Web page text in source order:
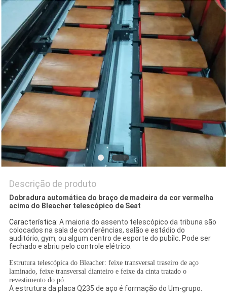
DO
SITE
PRIVACY
POLICY
Descrição de produto
Dobradura automática do braço de madeira da cor vermelha
acima do Bleacher telescópico de Seat
Característica: A maioria do assento telescópico da tribuna são
colocados na sala de conferências, salão e estádio do
auditório, gym, ou algum centro de esporte do pubilc. Pode ser
fechado e abriu pelo controle elétrico.
Estrutura telescópica do Bleacher: feixe transversal traseiro de aço
laminado, feixe transversal dianteiro e feixe da cinta tratado o
revestimento do pó.
A estrutura da placa Q235 de aço é formação do Um-grupo.